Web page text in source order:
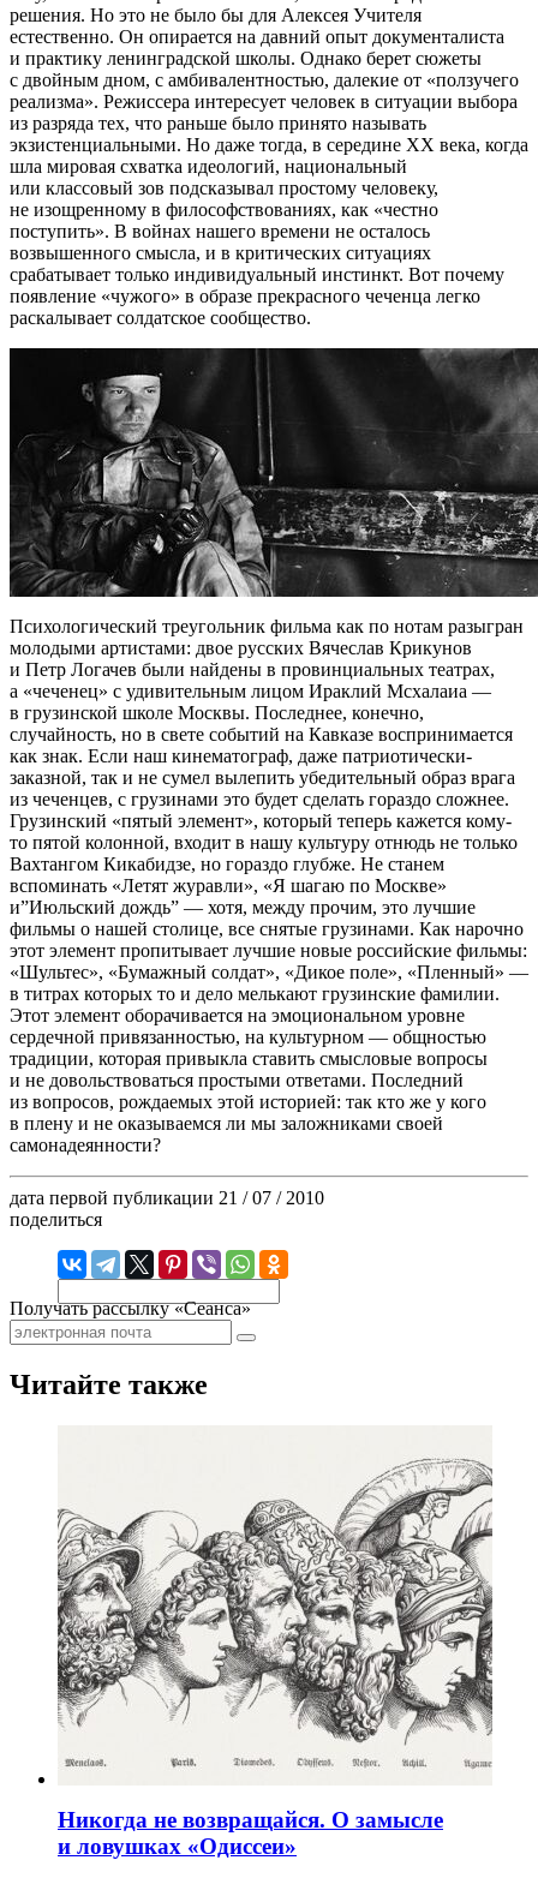
решения. Но это не было бы для Алексея Учителя
естественно. Он опирается на давний опыт документалиста
и практику ленинградской школы. Однако берет сюжеты
с двойным дном, с амбивалентностью, далекие от «ползучего
реализма». Режиссера интересует человек в ситуации выбора
из разряда тех, что раньше было принято называть
экзистенциальными. Но даже тогда, в середине ХХ века, когда
шла мировая схватка идеологий, национальный
или классовый зов подсказывал простому человеку,
не изощренному в философствованиях, как «честно
поступить». В войнах нашего времени не осталось
возвышенного смысла, и в критических ситуациях
срабатывает только индивидуальный инстинкт. Вот почему
появление «чужого» в образе прекрасного чеченца легко
раскалывает солдатское сообщество.
Психологический треугольник фильма как по нотам разыгран
молодыми артистами: двое русских Вячеслав Крикунов
и Петр Логачев были найдены в провинциальных театрах,
а «чеченец» с удивительным лицом Ираклий Мсхалаиа —
в грузинской школе Москвы. Последнее, конечно,
случайность, но в свете событий на Кавказе воспринимается
как знак. Если наш кинематограф, даже патриотически-
заказной, так и не сумел вылепить убедительный образ врага
из чеченцев, с грузинами это будет сделать гораздо сложнее.
Грузинский «пятый элемент», который теперь кажется кому-
то пятой колонной, входит в нашу культуру отнюдь не только
Вахтангом Кикабидзе, но гораздо глубже. Не станем
вспоминать «Летят журавли», «Я шагаю по Москве»
и”Июльский дождь” — хотя, между прочим, это лучшие
фильмы о нашей столице, все снятые грузинами. Как нарочно
этот элемент пропитывает лучшие новые российские фильмы:
«Шультес», «Бумажный солдат», «Дикое поле», «Пленный» —
в титрах которых то и дело мелькают грузинские фамилии.
Этот элемент оборачивается на эмоциональном уровне
сердечной привязанностью, на культурном — общностью
традиции, которая привыкла ставить смысловые вопросы
и не довольствоваться простыми ответами. Последний
из вопросов, рождаемых этой историей: так кто же у кого
в плену и не оказываемся ли мы заложниками своей
самонадеянности?
дата первой публикации 21 / 07 / 2010
поделиться
Получать рассылку «Сеанса»
Читайте также
Никогда не возвращайся. О замысле
и ловушках «Одиссеи»